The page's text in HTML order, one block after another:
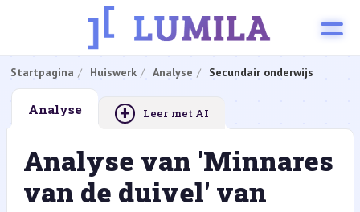
Startpagina Huiswerk Analyse Secundair onderwijs
Analyse + Leer met AI
Analyse van 'Minnares
van de duivel' van